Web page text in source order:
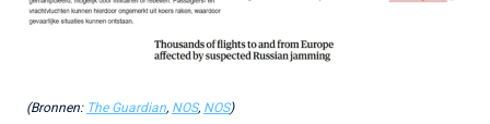
(Bronnen: The Guardian, NOS, NOS)